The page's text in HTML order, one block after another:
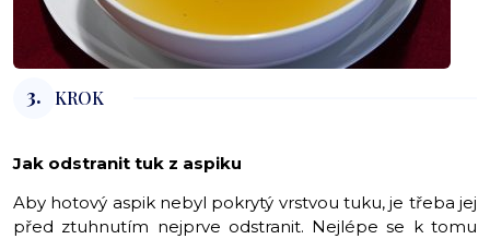
3. KROK
Jak odstranit tuk z aspiku
Aby hotový aspik nebyl pokrytý vrstvou tuku, je třeba jej
před ztuhnutím nejprve odstranit. Nejlépe se k tomu